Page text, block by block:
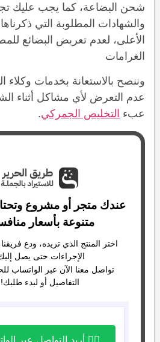
شحن البضاعة، كما يجب عليك
والشهادات المطلوبة التي
الأعلى، لعدم تعريض البضائع
الغرامات
وننصح بالاستعانة بخدمات
عدم التعرض لأي مشاكل أثناء
عبء التخليص الجمركي.
عندك متجر أو مشروع
متنوعة بأسعار
اختر المنتج الذي تريده، ودع
الإجراءات حتى يصل
تواصل معنا الآن عبر الواتساب
التفاصيل أو لبدء طلبك!